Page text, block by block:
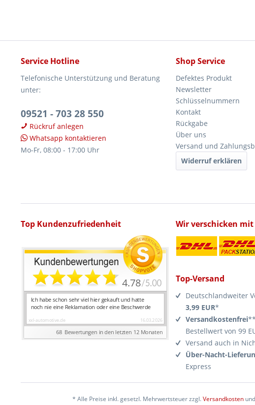
Service Hotline
Telefonische Unterstützung und Beratung
unter:
09521 - 703 28 550
Rückruf anlegen
Whatsapp kontaktieren
Mo-Fr, 08:00 - 17:00 Uhr
Shop Service
Defektes Produkt
Newsletter
Schlüsselnummern
Kontakt
Rückgabe
Über uns
Versand und
Widerruf erklären
Top Kundenzufriedenheit Wir verschicken mit
Top-Versand
Deutschlandweiter
3,99 EUR*
Versandkostenfrei
Bestellwert von 99
Versand auch in
Über-Nacht-
Express
* Alle Preise inkl. gesetzl. Mehrwertsteuer zzgl.Versandkosten